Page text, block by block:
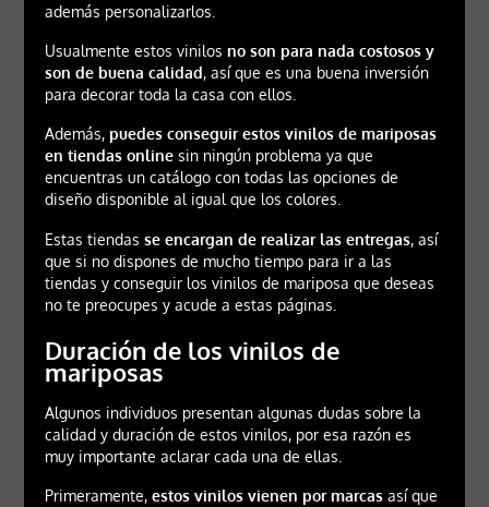
además personalizarlos.
Usualmente estos vinilos no son para nada costosos y
son de buena calidad, así que es una buena inversión
para decorar toda la casa con ellos.
Además, puedes conseguir estos vinilos de mariposas
en tiendas onlinesin ningún problema ya que
encuentras un catálogo con todas las opciones de
diseño disponible al igual que los colores.
Estas tiendas se encargan de realizar las entregas, así
que si no dispones de mucho tiempo para ir a las
tiendas y conseguir los vinilos de mariposa que deseas
no te preocupes y acude a estas páginas.
Duración de los vinilos de
mariposas
Algunos individuos presentan algunas dudas sobre la
calidad y duración de estos vinilos, por esa razón es
muy importante aclarar cada una de ellas.
Primeramente, estos vinilos vienen por marcasasí que